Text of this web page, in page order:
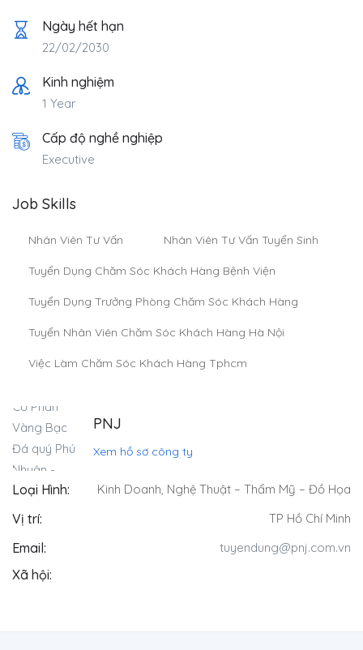
Ngày hết hạn
22/02/2030
Kinh nghiệm
1 Year
Cấp độ nghề nghiệp
Executive
Job Skills
Nhân Viên Tư Vấn Nhân Viên Tư Vấn Tuyển Sinh
Tuyển Dụng Chăm Sóc Khách Hàng Bệnh Viện
Tuyển Dụng Trưởng Phòng Chăm Sóc Khách Hàng
Tuyển Nhân Viên Chăm Sóc Khách Hàng Hà Nội
Việc Làm Chăm Sóc Khách Hàng Tphcm
PNJ
Xem hồ sơ công ty
Loại Hình: Kinh Doanh Nghệ Thuật – Thẩm Mỹ – Đồ Họa
Vị trí: TP Hồ Chí Minh
Email: tuyendung@pnj.com.vn
Xã hội: